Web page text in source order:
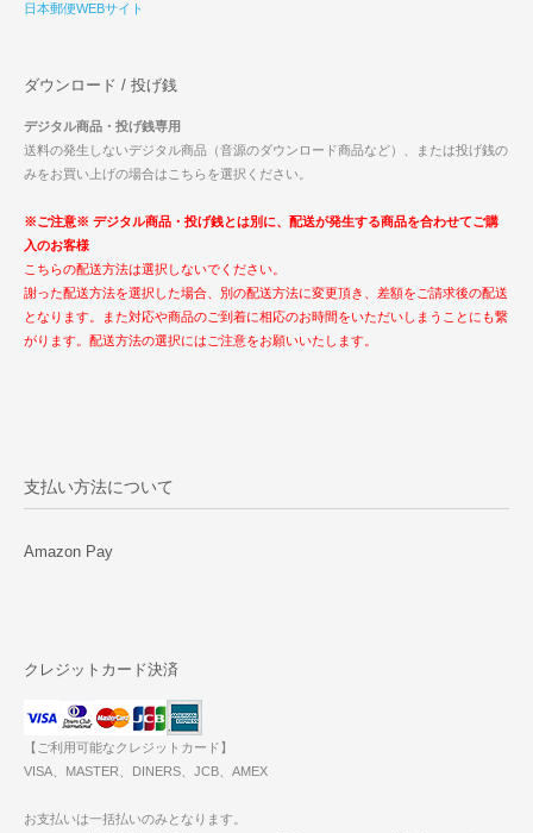
日本郵便WEBサイト
ダウンロード / 投げ銭
デジタル商品・投げ銭専用
送料の発生しないデジタル商品（音源のダウンロード商品など）、または投げ銭の
みをお買い上げの場合はこちらを選択ください。
※ご注意※ デジタル商品・投げ銭とは別に、配送が発生する商品を合わせてご購
入のお客様
こちらの配送方法は選択しないでください。
謝った配送方法を選択した場合、別の配送方法に変更頂き、差額をご請求後の配送
となります。また対応や商品のご到着に相応のお時間をいただいしまうことにも繋
がります。配送方法の選択にはご注意をお願いいたします。
支払い方法について
Amazon Pay
クレジットカード決済
【ご利用可能なクレジットカード】
VISA、MASTER、DINERS、JCB、AMEX
お支払いは一括払いのみとなります。